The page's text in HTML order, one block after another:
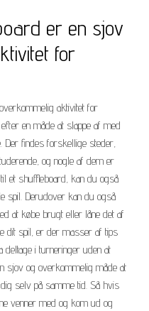
er en sjov
for
aktivitet for
en måde at slappe af med
Der findes forskellige steder,
og nogle af dem er
et shuffleboard, kan du også
spil. Derudover kan du også
at købe brugt eller låne det af
dit spil, er der masser af tips
i turneringer uden at
sjov og overkommelig måde at
selv på samme tid. Så hvis
venner med og kom ud og